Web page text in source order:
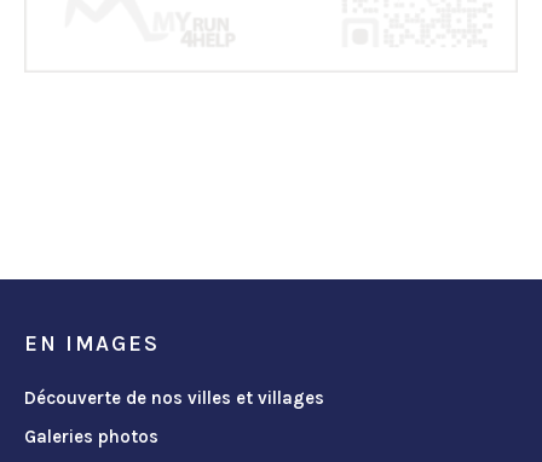
EN IMAGES
Découverte de nos villes et villages
Galeries photos